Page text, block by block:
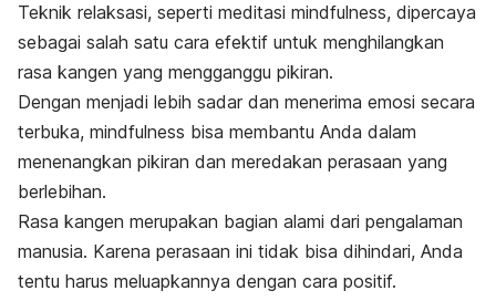
Teknik relaksasi, seperti meditasi mindfulness, dipercaya
sebagai salah satu cara efektif untuk menghilangkan
rasa kangen yang mengganggu pikiran.
Dengan menjadi lebih sadar dan menerima emosi secara
terbuka, mindfulness bisa membantu Anda dalam
menenangkan pikiran dan meredakan perasaan yang
berlebihan.
Rasa kangen merupakan bagian alami dari pengalaman
manusia. Karena perasaan ini tidak bisa dihindari, Anda
tentu harus meluapkannya dengan cara positif.